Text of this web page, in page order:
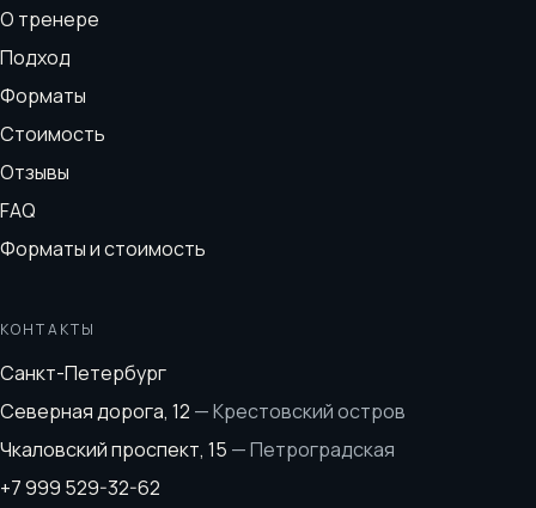
О тренере
Подход
Форматы
Стоимость
Отзывы
FAQ
Форматы и стоимость
КОНТАКТЫ
Санкт-Петербург
Северная дорога, 12 —Крестовский остров
Чкаловский проспект, 15 —Петроградская
+7 999 529-32-62